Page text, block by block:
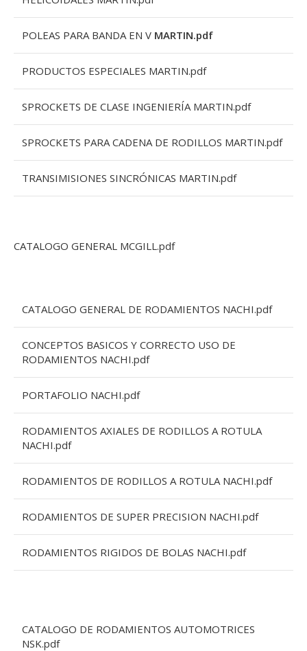
POLEAS PARA BANDA EN V MARTIN.pdf
PRODUCTOS ESPECIALES MARTIN.pdf
SPROCKETS DE CLASE INGENIERÍA MARTIN.pdf
SPROCKETS PARA CADENA DE RODILLOS MARTIN.pdf
TRANSIMISIONES SINCRÓNICAS MARTIN.pdf
CATALOGO GENERAL MCGILL.pdf
CATALOGO GENERAL DE RODAMIENTOS NACHI.pdf
CONCEPTOS BASICOS Y CORRECTO USO DE
RODAMIENTOS NACHI.pdf
PORTAFOLIO NACHI.pdf
RODAMIENTOS AXIALES DE RODILLOS A ROTULA
NACHI.pdf
RODAMIENTOS DE RODILLOS A ROTULA NACHI.pdf
RODAMIENTOS DE SUPER PRECISION NACHI.pdf
RODAMIENTOS RIGIDOS DE BOLAS NACHI.pdf
CATALOGO DE RODAMIENTOS AUTOMOTRICES
NSK.pdf